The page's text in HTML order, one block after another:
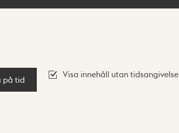
på tid
Visa innehåll utan tidsangivelse